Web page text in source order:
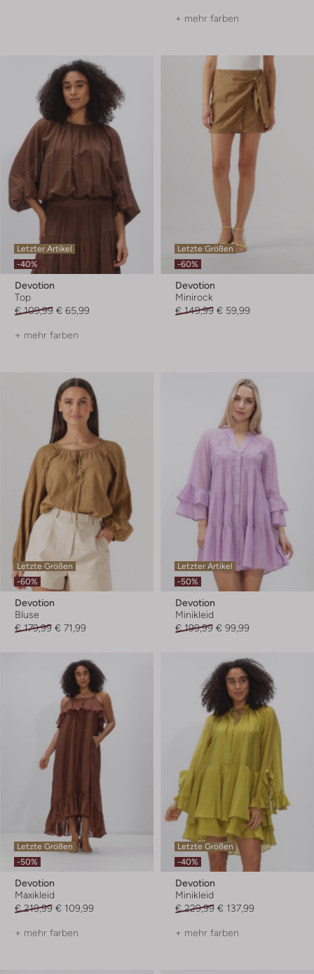
+ mehr farben
Letzter Artikel
-40%
Devotion
Top
€ 109,99 € 65,99
+ mehr farben
Letzte Größen
-60%
Devotion
Minirock
€ 149,99 € 59,99
Letzte Größen
-60%
Devotion
Bluse
€ 179,99 € 71,99
Letzter Artikel
-50%
Devotion
Minikleid
€ 199,99 € 99,99
Letzte Größen
-50%
Devotion
Maxikleid
€ 219,99 € 109,99
+ mehr farben
Letzte Größen
-40%
Devotion
Minikleid
€ 229,99 € 137,99
+ mehr farben